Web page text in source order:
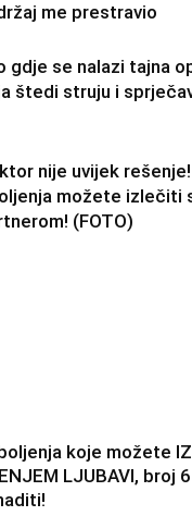
me prestravio
gdje se nalazi tajna
štedi struju i
nije uvijek
možete izlečiti
(FOTO)
koje možete
LJUBAVI, broj